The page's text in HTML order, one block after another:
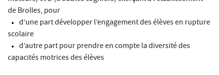
de Brolles, pour
d’une part développer l’engagement des élèves en rupture
scolaire
d’autre part pour prendre en compte la diversité des
capacités motrices des élèves